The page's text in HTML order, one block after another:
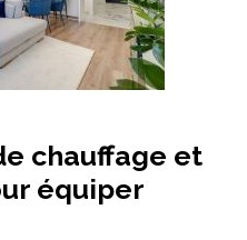
chauffage et
équiper